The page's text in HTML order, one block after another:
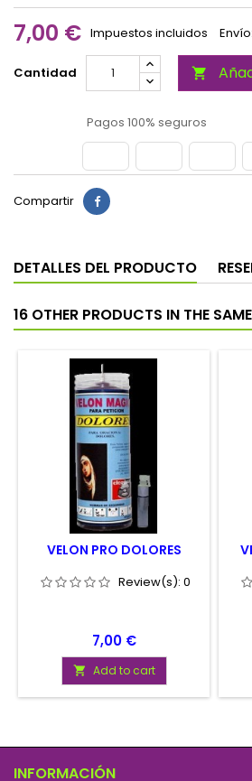
7,00 € Impuestos incluidos
Cantidad 
Pagos 100% seguros
Compartir
DETALLES DEL PRODUCTO
16 OTHER PRODUCTS IN THE
VELON PRO DOLORES
Review(s): 0
Price
7,00 €
 Add to cart
INFORMACIÓN